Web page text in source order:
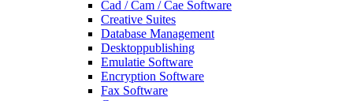
Cad / Cam / Cae Software
Creative Suites
Database Management
Desktoppublishing
Emulatie Software
Encryption Software
Fax Software